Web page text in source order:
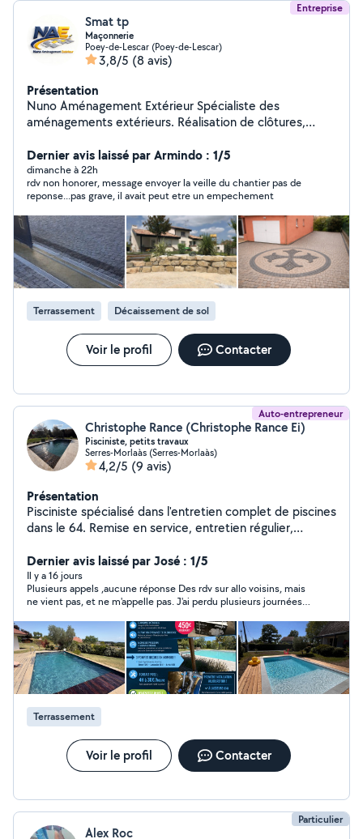
Entreprise
Smat tp
Maçonnerie
Poey-de-Lescar (Poey-de-Lescar)
3,8/5 (8 avis)
Présentation
Nuno Aménagement Extérieur Spécialiste des
aménagements extérieurs. Réalisation de clôtures,
béton et rénovation d'espaces extérieurs.
Dernier avis laissé par Armindo : 1/5
dimanche à 22h
rdv non honorer, message envoyer la veille du chantier pas de
reponse...pas grave, il avait peut etre un empechement
Terrassement Décaissement de sol
Voir le profil Contacter
Auto-entrepreneur
Christophe Rance (Christophe Rance Ei)
Pisciniste, petits travaux
Serres-Morlaàs (Serres-Morlaàs)
4,2/5 (9 avis)
Présentation
Pisciniste spécialisé dans l'entretien complet de piscines
dans le 64. Remise en service, entretien régulier,
automatisation et optimisation des équipements.
Interventions rapides, travail soigné et conseils
professionnels pour garder une eau propre toute
l'année. Je propose également des petits travaux et
prestations de terrassement (préparation de terrain,
aménagements extérieurs, interventions diverses).
Disponible, réactif et sérieux.
Dernier avis laissé par José : 1/5
Il y a 16 jours
Plusieurs appels ,aucune réponse Des rdv sur allo voisins, mais
ne vient pas, et ne m'appelle pas. J'ai perdu plusieurs journées.
introuvable?
Terrassement
Voir le profil Contacter
Particulier
Alex Roc